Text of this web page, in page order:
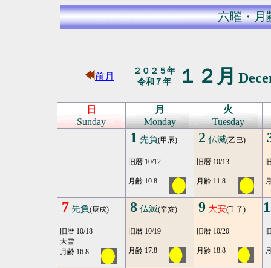
六曜・月
前月
２０２５年
令和７年
１２月
日
Sunday
月
Monday
火
Tuesday
1 先負(甲辰)
旧暦 10/12
月齢 10.8
2 仏滅(乙巳)
旧暦 10/13
月齢 11.8
7 先負(庚戌)
旧暦 10/18
大雪
月齢 16.8
8 仏滅(辛亥)
旧暦 10/19
月齢 17.8
9 大安(壬子)
旧暦 10/20
月齢 18.8